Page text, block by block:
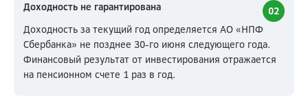
Доходность не гарантирована
02
Доходность за текущий год определяется АО «НПФ
Сбербанка» не позднее 30-го июня следующего года.
Финансовый результат от инвестирования отражается
на пенсионном счете 1 раз в год.